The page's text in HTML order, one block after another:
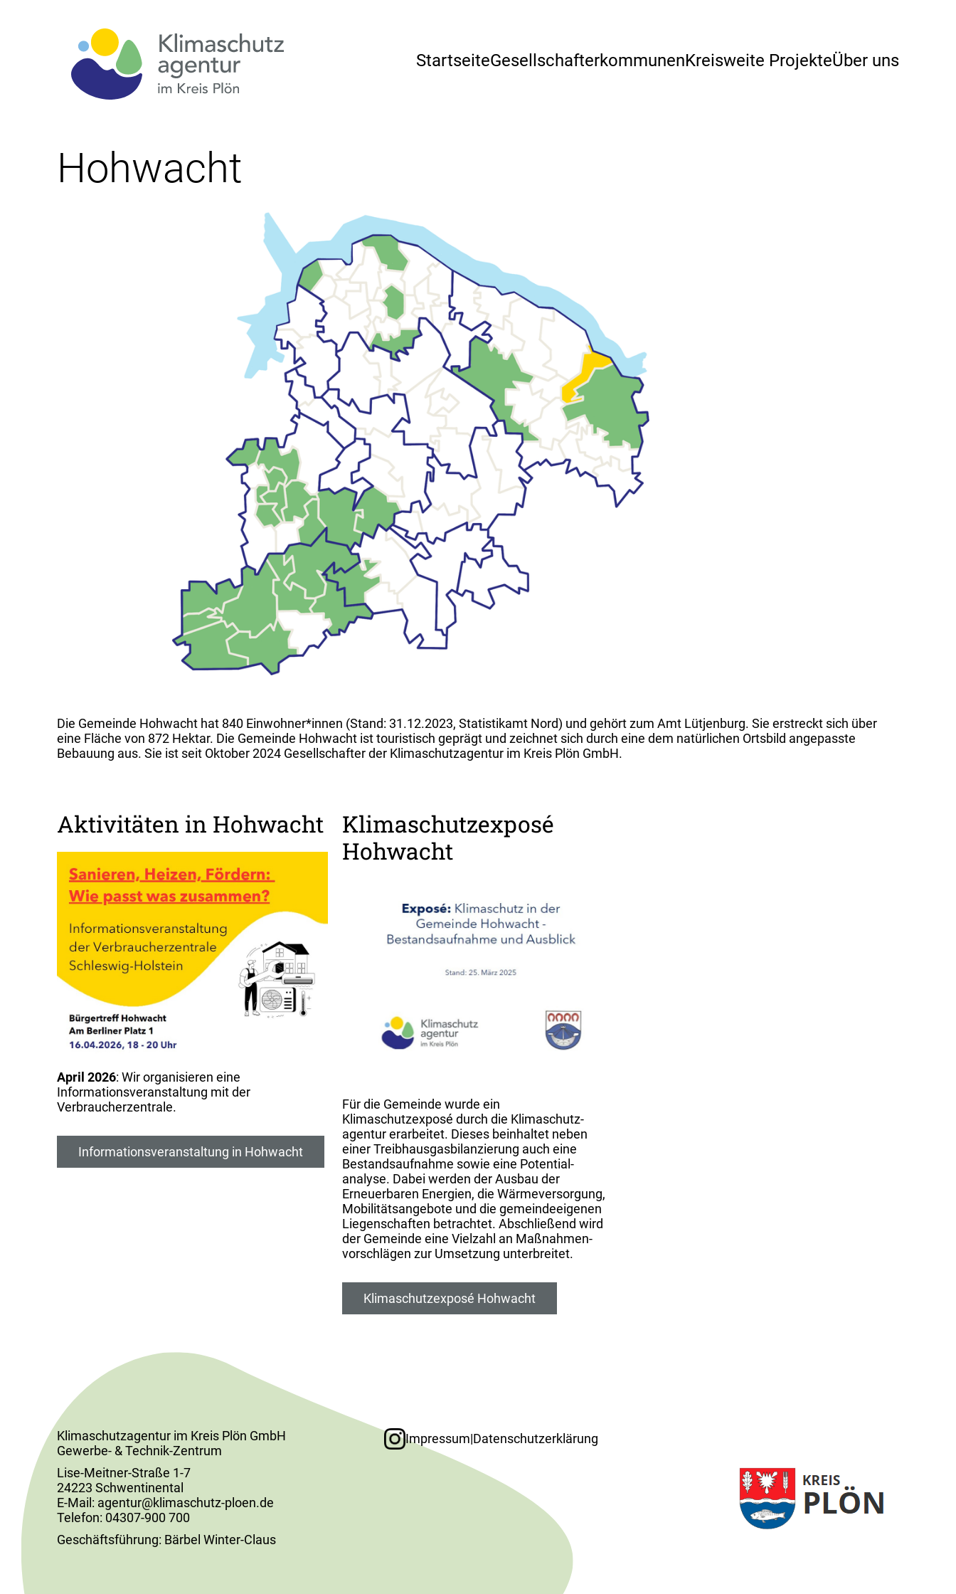
StartseiteGesellschafter­kommunenKreisweite ProjekteÜber uns
Hohwacht
Die Gemeinde Hohwacht hat 840 Einwohner*innen (Stand: 31.12.2023, Statistikamt Nord) und gehört zum Amt Lütjenburg. Sie erstreckt sich über
eine Fläche von 872 Hektar. Die Gemeinde Hohwacht ist touristisch geprägt und zeichnet sich durch eine dem natürlichen Ortsbild angepasste
Bebauung aus. Sie ist seit Oktober 2024 Gesellschafter der Klimaschutzagentur im Kreis Plön GmbH.
Aktivitäten in Hohwacht
April 2026: Wir organisieren eine
Informationsveranstaltung mit der
Verbraucherzentrale.
Informationsveranstaltung in Hohwacht
Klimaschutzexposé
Hohwacht
Für die Gemeinde wurde ein
Klimaschutzexposé durch die Klimaschutz­
agentur erarbeitet. Dieses beinhaltet neben
einer Treibhausgas­bilanzierung auch eine
Bestands­aufnahme sowie eine Potential­
analyse. Dabei werden der Ausbau der
Erneuerbaren Energien, die Wärme­versorgung,
Mobilitäts­angebote und die gemeinde­eigenen
Liegen­schaften betrachtet. Abschließend wird
der Gemeinde eine Vielzahl an Maßnahmen­
vorschlägen zur Umsetzung unterbreitet.
Klimaschutzexposé Hohwacht
Klimaschutzagentur im Kreis Plön GmbH
Gewerbe- & Technik-Zentrum
Lise-Meitner-Straße 1-7
24223 Schwentinental
E-Mail: agentur@klimaschutz-ploen.de
Telefon: 04307-900 700
Geschäftsführung: Bärbel Winter-Claus
Impressum|Datenschutzerklärung